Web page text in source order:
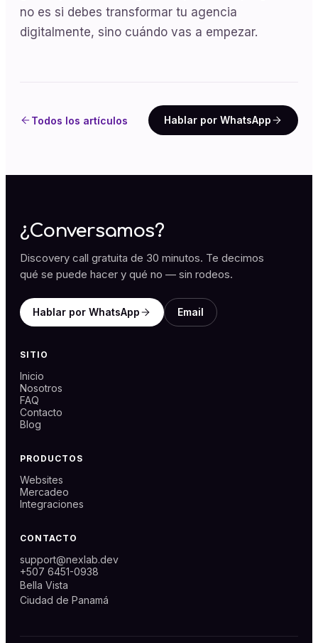
no es si debes transformar tu agencia
digitalmente, sino cuándo vas a empezar.
Todos los artículos Hablar por WhatsApp
¿Conversamos?
Discovery call gratuita de 30 minutos. Te decimos
qué se puede hacer y qué no — sin rodeos.
Hablar por WhatsApp Email
SITIO
Inicio
Nosotros
FAQ
Contacto
Blog
PRODUCTOS
Websites
Mercadeo
Integraciones
CONTACTO
support@nexlab.dev
+507 6451-0938
Bella Vista
Ciudad de Panamá